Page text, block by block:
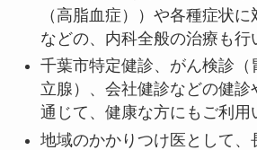
（高脂血症））や各種症状
などの、内科全般の治療も行
千葉市特定健診、がん検診（
立腺）、会社健診などの健診
通じて、健康な方にもご利用
地域のかかりつけ医として、